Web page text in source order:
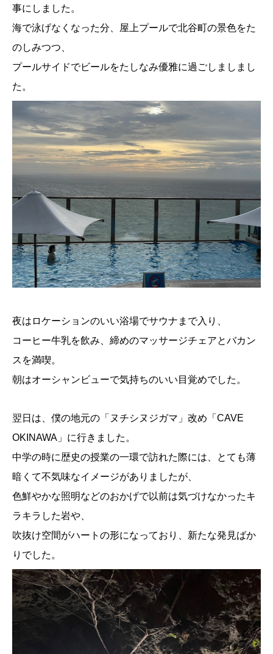
事にしました。
海で泳げなくなった分、屋上プールで北谷町の景色をた
のしみつつ、
プールサイドでビールをたしなみ優雅に過ごしましまし
た。
夜はロケーションのいい浴場でサウナまで入り、
コーヒー牛乳を飲み、締めのマッサージチェアとバカン
スを満喫。
朝はオーシャンビューで気持ちのいい目覚めでした。
翌日は、僕の地元の「ヌチシヌジガマ」改め「CAVE
OKINAWA」に行きました。
中学の時に歴史の授業の一環で訪れた際には、とても薄
暗くて不気味なイメージがありましたが、
色鮮やかな照明などのおかげで以前は気づけなかったキ
ラキラした岩や、
吹抜け空間がハートの形になっており、新たな発見ばか
りでした。